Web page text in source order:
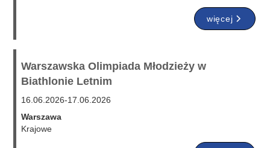
więcej
Warszawska Olimpiada Młodzieży w
Biathlonie Letnim
16.06.2026-17.06.2026
Warszawa
Krajowe